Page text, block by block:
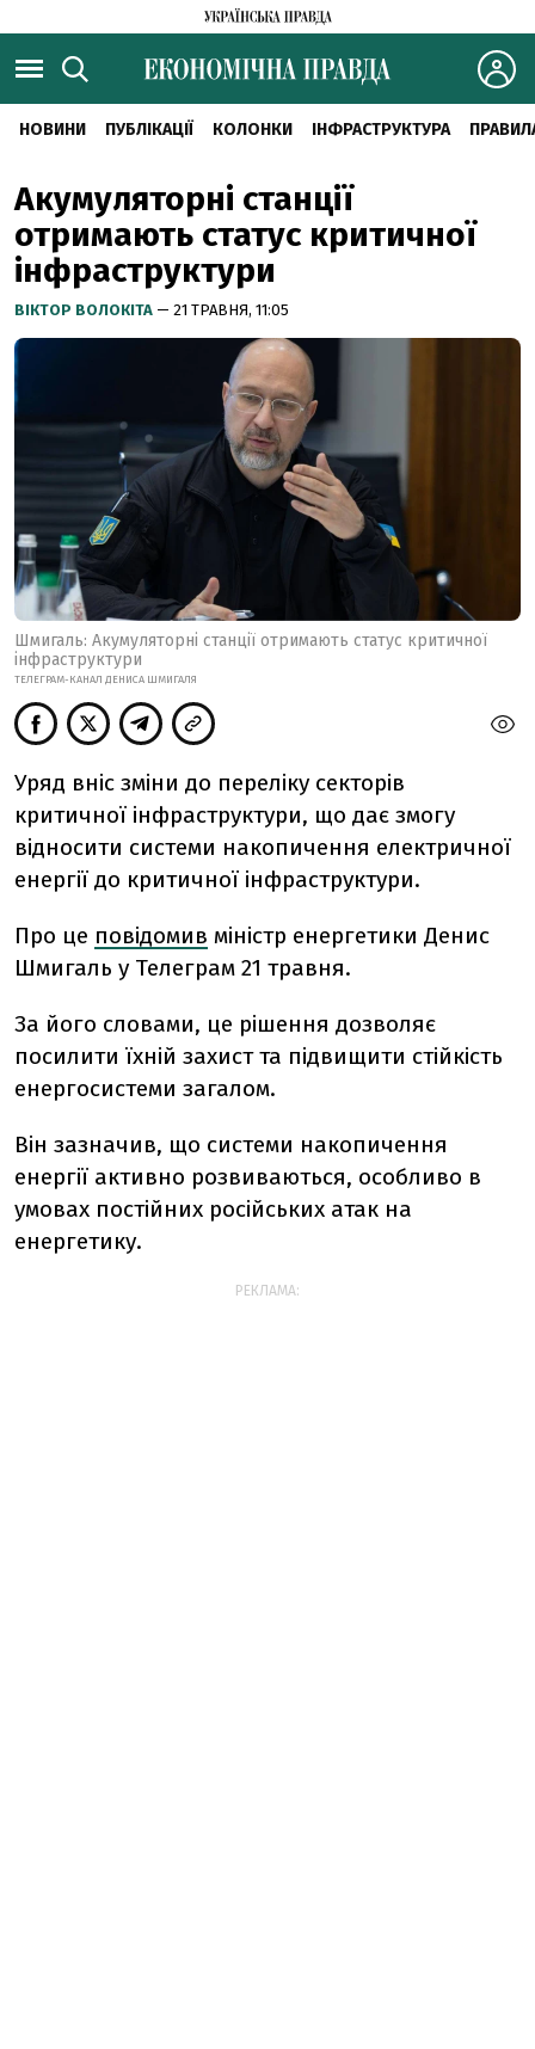
НОВИНИ ПУБЛІКАЦІЇ КОЛОНКИ ІНФРАСТРУКТУРА
Акумуляторні станції
отримають статус критичної
інфраструктури
ВІКТОР ВОЛОКІТА — 21 ТРАВНЯ, 11:05
Шмигаль: Акумуляторні станції отримають статус критичної
інфраструктури
ТЕЛЕГРАМ-КАНАЛ ДЕНИСА ШМИГАЛЯ
Уряд вніс зміни до переліку секторів
критичної інфраструктури, що дає змогу
відносити системи накопичення електричної
енергії до критичної інфраструктури.
Про це повідомив міністр енергетики Денис
Шмигаль у Телеграм 21 травня.
За його словами, це рішення дозволяє
посилити їхній захист та підвищити стійкість
енергосистеми загалом.
Він зазначив, що системи накопичення
енергії активно розвиваються, особливо в
умовах постійних російських атак на
енергетику.
РЕКЛАМА: